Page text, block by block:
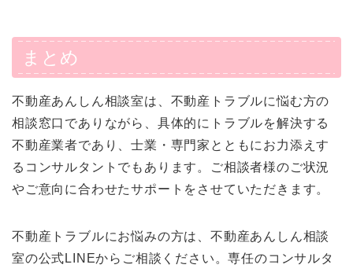
まとめ
不動産あんしん相談室は、不動産トラブルに悩む方の
相談窓口でありながら、具体的にトラブルを解決する
不動産業者であり、士業・専門家とともにお力添えす
るコンサルタントでもあります。ご相談者様のご状況
やご意向に合わせたサポートをさせていただきます。
不動産トラブルにお悩みの方は、不動産あんしん相談
室の公式LINEからご相談ください。専任のコンサルタ